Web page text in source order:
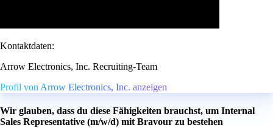
Kontaktdaten:
Arrow Electronics, Inc. Recruiting-Team
Profil von Arrow Electronics, Inc. anzeigen
Wir glauben, dass du diese Fähigkeiten brauchst, um Internal
Sales Representative (m/w/d) mit Bravour zu bestehen